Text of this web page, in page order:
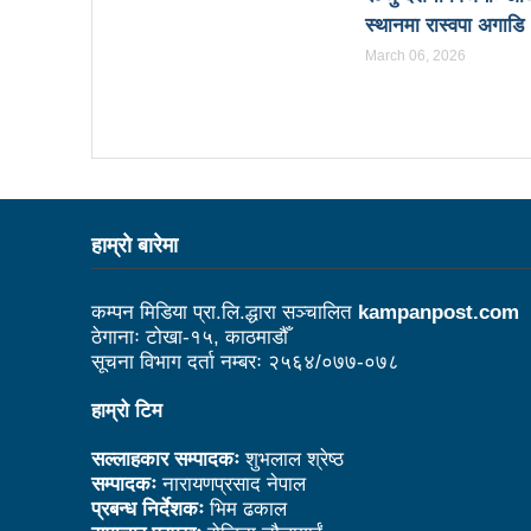
बोगटीको स्मृतिमा रक्तदान कार्यक्रम
संविधानको रक्षा र
वृत्तचित्र फिल्म ‘गर्ल्स रिराइटिङ
भरतपुर महानगर युवा संजालको
Public governance
रसुवा उडेको हेलिकप्टर दुर्घटनाः
१५ दिनमा ३१ वटा
सौर्य एयरको जहाज दुर्घटनाः २
नेपाल-चीन व्यापारले रसुवाको
स्थानमा रास्वपा अगाडि
March 06, 2026
हाम्राे बारेमा
कम्पन मिडिया प्रा.लि.द्धारा सञ्चालित kampanpost.com
ठेगानाः टोखा-१५, काठमाडौँ
सूचना विभाग दर्ता नम्बरः २५६४/०७७-०७८
हाम्रो टिम
सल्लाहकार सम्पादकःशुभलाल श्रेष्ठ
सम्पादकःनारायणप्रसाद नेपाल
प्रबन्ध निर्देशकःभिम ढकाल